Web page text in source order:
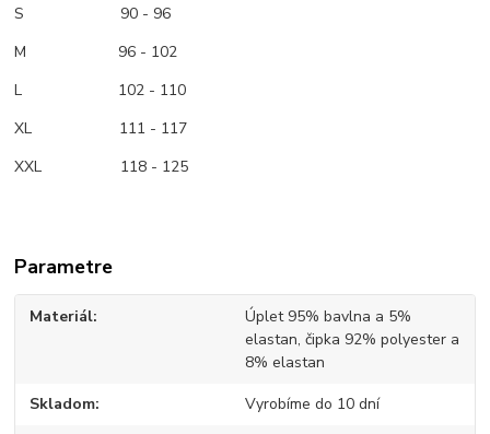
S 90 - 96
M
96 - 102
L 102 - 110
XL 111 - 117
XXL 118 - 125
Parametre
Materiál
Úplet 95% bavlna a 5%
elastan, čipka 92% polyester a
8% elastan
Skladom Vyrobíme do 10 dní